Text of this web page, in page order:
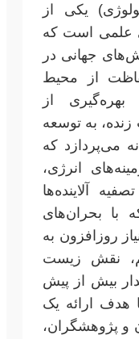
یکی از
علمی است که
جهانی در
از محیط
از
به توسعه
می‌پردازد که
انرژی،
آلاینده‌ها
با بحران‌های
روزافزون به
نقش زیست
بیش از پیش
هدف ارائه یک
و پژوهشگران،